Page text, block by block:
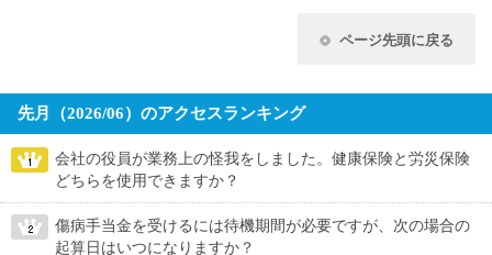
ページ先頭に戻る
先月（2026/06）のアクセスランキング
会社の役員が業務上の怪我をしました。健康保険と労災保険
どちらを使用できますか？
傷病手当金を受けるには待機期間が必要ですが、次の場合の
起算日はいつになりますか？